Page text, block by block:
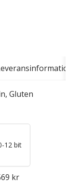
Gluten
12 bit
kr